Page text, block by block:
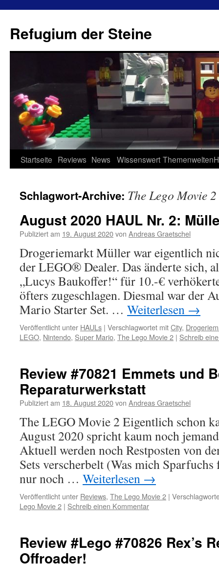
Refugium der Steine
Zum
springen
Startseite Reviews News Wissenswert Themenwelten
Schlagwort-Archive: The Lego Movie 2
August 2020 HAUL Nr. 2:
Publiziert am 19. August 2020von Andreas Graetschel
Drogeriemarkt Müller war eigentlich
der LEGO® Dealer. Das änderte sich,
„Lucys Baukoffer!“ für 10.-€
öfters zugeschlagen. Diesmal war der
Mario Starter Set. … Weiterlesen →
Veröffentlicht unter HAULs | Verschlagwortet mitCity,
LEGO, Nintendo, Super Mario, The Lego Movie 2 | Schreib
Review #70821 Emmets und
Reparaturwerkstatt
Publiziert am 18. August 2020von Andreas Graetschel
The LEGO Movie 2 Eigentlich schon
August 2020 spricht kaum noch
Aktuell werden noch Restposten von
Sets verscherbelt (Was mich
nur noch … Weiterlesen →
Veröffentlicht unter Reviews, The Lego Movie 2 |
Lego Movie 2 | Schreib einen Kommentar
Review #Lego #70826 Rex’s
Offroader!